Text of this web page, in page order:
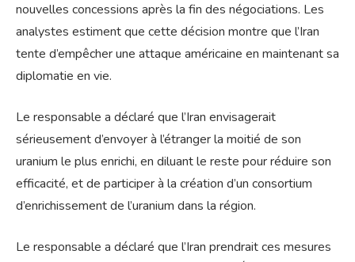
nouvelles concessions après la fin des négociations. Les
analystes estiment que cette décision montre que l’Iran
tente d’empêcher une attaque américaine en maintenant sa
diplomatie en vie.
Le responsable a déclaré que l’Iran envisagerait
sérieusement d’envoyer à l’étranger la moitié de son
uranium le plus enrichi, en diluant le reste pour réduire son
efficacité, et de participer à la création d’un consortium
d’enrichissement de l’uranium dans la région.
Le responsable a déclaré que l’Iran prendrait ces mesures